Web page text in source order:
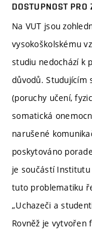
DOSTUPNOST PRO
Na VUT jsou
vysokoškolskému
studiu nedochází k
důvodů. Studujícím
(poruchy učení,
somatická
narušené
poskytováno
je součástí Institutu
tuto problematiku
„Uchazeči a
Rovněž je